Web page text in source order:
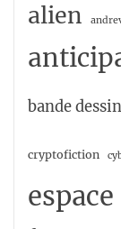
alien
bande
cryptofiction
espace